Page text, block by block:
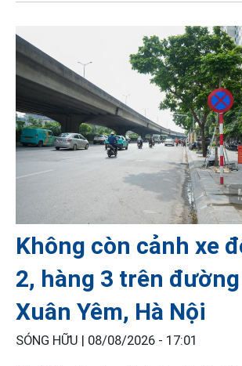
Không còn cảnh xe
2, hàng 3 trên
Xuân Yêm, Hà Nội
SÓNG HỮU | 08/08/2026 - 17:01